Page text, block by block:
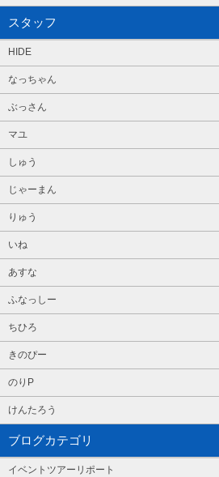
スタッフ
HIDE
なっちゃん
ぶっさん
マユ
しゅう
じゃーまん
りゅう
いね
あすな
ふなっしー
ちひろ
きのぴー
のりP
けんたろう
ブログカテゴリ
イベントツアーリポート